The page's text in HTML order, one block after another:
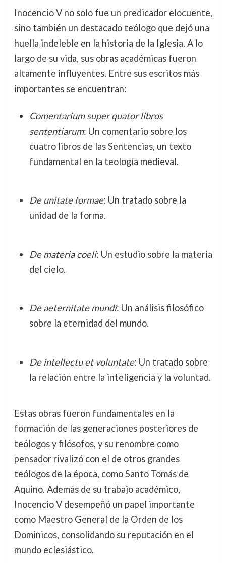
Inocencio V no solo fue un predicador elocuente,
sino también un destacado teólogo que dejó una
huella indeleble en la historia de la Iglesia. A lo
largo de su vida, sus obras académicas fueron
altamente influyentes. Entre sus escritos más
importantes se encuentran:
Comentarium super quator libros
sententiarum: Un comentario sobre los
cuatro libros de las Sentencias, un texto
fundamental en la teología medieval.
De unitate formae: Un tratado sobre la
unidad de la forma.
De materia coeli: Un estudio sobre la materia
del cielo.
De aeternitate mundi: Un análisis filosófico
sobre la eternidad del mundo.
De intellectu et voluntate: Un tratado sobre
la relación entre la inteligencia y la voluntad.
Estas obras fueron fundamentales en la
formación de las generaciones posteriores de
teólogos y filósofos, y su renombre como
pensador rivalizó con el de otros grandes
teólogos de la época, como Santo Tomás de
Aquino. Además de su trabajo académico,
Inocencio V desempeñó un papel importante
como Maestro General de la Orden de los
Dominicos, consolidando su reputación en el
mundo eclesiástico.